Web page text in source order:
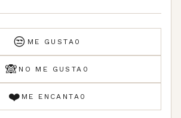
😒 ME GUSTA 0
🙈 NO ME GUSTA 0
❤️ ME ENCANTA 0